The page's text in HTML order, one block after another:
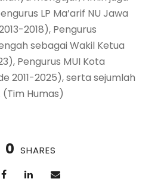
LP Ma’arif NU Jawa
2018), Pengurus
sebagai Wakil Ketua
Pengurus MUI Kota
2011-2025), serta sejumlah
Humas)
0 SHARES